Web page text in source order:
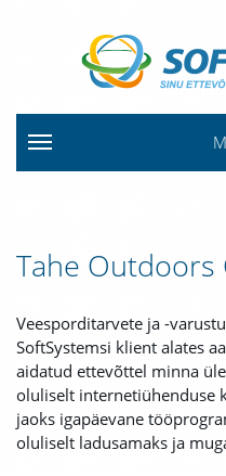
Tahe Outdoors
Veesporditarvete ja -
SoftSystemsi klient alates
aidatud ettevõttel minna
oluliselt internetiühenduse
jaoks igapäevane
oluliselt ladusamaks ja